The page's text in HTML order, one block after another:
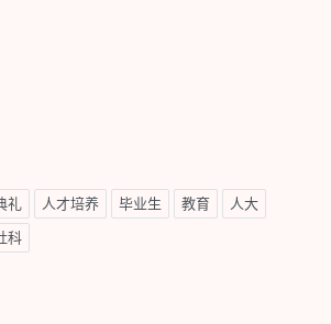
礼 人才培养 毕业生 教育 人大
科